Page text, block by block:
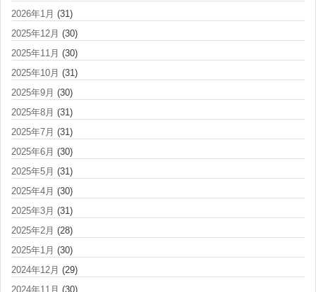
2026年1月 (31)
2025年12月 (30)
2025年11月 (30)
2025年10月 (31)
2025年9月 (30)
2025年8月 (31)
2025年7月 (31)
2025年6月 (30)
2025年5月 (31)
2025年4月 (30)
2025年3月 (31)
2025年2月 (28)
2025年1月 (30)
2024年12月 (29)
2024年11月 (30)